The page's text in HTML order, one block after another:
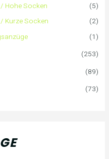
Hohe Socken
(5)
Kurze Socken
(2)
(1)
(253)
(89)
(73)